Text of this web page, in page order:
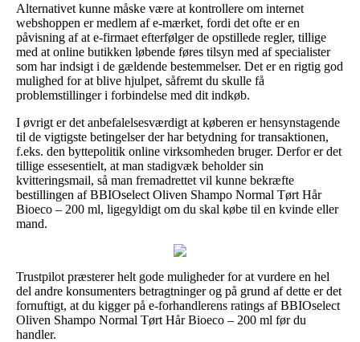
Alternativet kunne måske være at kontrollere om internet
webshoppen er medlem af e-mærket, fordi det ofte er en
påvisning af at e-firmaet efterfølger de opstillede regler, tillige
med at online butikken løbende føres tilsyn med af specialister
som har indsigt i de gældende bestemmelser. Det er en rigtig god
mulighed for at blive hjulpet, såfremt du skulle få
problemstillinger i forbindelse med dit indkøb.
I øvrigt er det anbefalelsesværdigt at køberen er hensynstagende
til de vigtigste betingelser der har betydning for transaktionen,
f.eks. den byttepolitik online virksomheden bruger. Derfor er det
tillige essesentielt, at man stadigvæk beholder sin
kvitteringsmail, så man fremadrettet vil kunne bekræfte
bestillingen af BBIOselect Oliven Shampo Normal Tørt Hår
Bioeco – 200 ml, ligegyldigt om du skal købe til en kvinde eller
mand.
Trustpilot præsterer helt gode muligheder for at vurdere en hel
del andre konsumenters betragtninger og på grund af dette er det
fornuftigt, at du kigger på e-forhandlerens ratings af BBIOselect
Oliven Shampo Normal Tørt Hår Bioeco – 200 ml før du
handler.